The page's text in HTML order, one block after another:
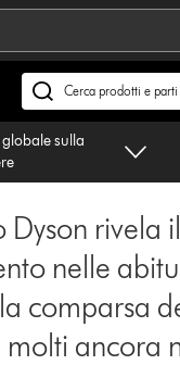
Cerca
su
dyson.it
globale sulla
Dyson rivela il
nelle
comparsa
ancora